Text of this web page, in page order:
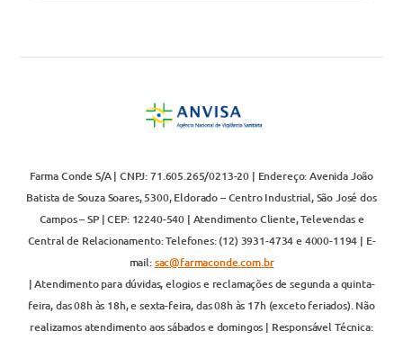
Farma Conde S/A | CNPJ: 71.605.265/0213-20 | Endereço: Avenida João
Batista de Souza Soares, 5300, Eldorado – Centro Industrial, São José dos
Campos – SP | CEP: 12240-540 | Atendimento Cliente, Televendas e
Central de Relacionamento: Telefones: (12) 3931-4734 e 4000-1194 | E-
mail:sac@farmaconde.com.br
| Atendimento para dúvidas, elogios e reclamações de segunda a quinta-
feira, das 08h às 18h, e sexta-feira, das 08h às 17h (exceto feriados). Não
realizamos atendimento aos sábados e domingos | Responsável Técnica: